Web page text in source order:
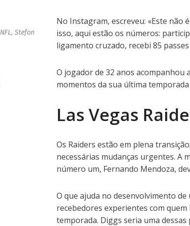
No Instagram, escreveu: «Este
isso, aqui estão os números:
ligamento cruzado, recebi 85
O jogador de 32 anos acompanhou
momentos da sua última
Las Vegas
Os Raiders estão em plena
necessárias mudanças urgentes. A
número um, Fernando Mendoza,
O que ajuda no desenvolvimento
recebedores experientes com
temporada. Diggs seria uma
NFL,Stefon